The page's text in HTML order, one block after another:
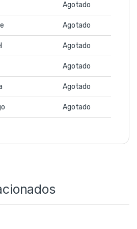
Agotado
Agotado
Agotado
Agotado
Agotado
Agotado